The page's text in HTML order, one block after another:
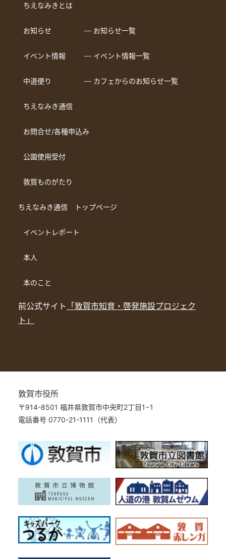
ちえなみきとは
お知らせ ― お知らせ一覧
イベント情報 ― イベント情報一覧
中道便り ― カフェからのお知らせ一覧
ちえなみき通信
お問合せ/各種申込み
公園使用受付
敦賀ものがたり
ちえなみき通信 トップページ
イベントレポート
本人
本のこと
前公式サイト 「敦賀市知育・啓発施設プロジェク
ト」
敦賀市役所
〒914-8501 福井県敦賀市中央町2丁目1−1
電話番号 0770-21-1111（代表）